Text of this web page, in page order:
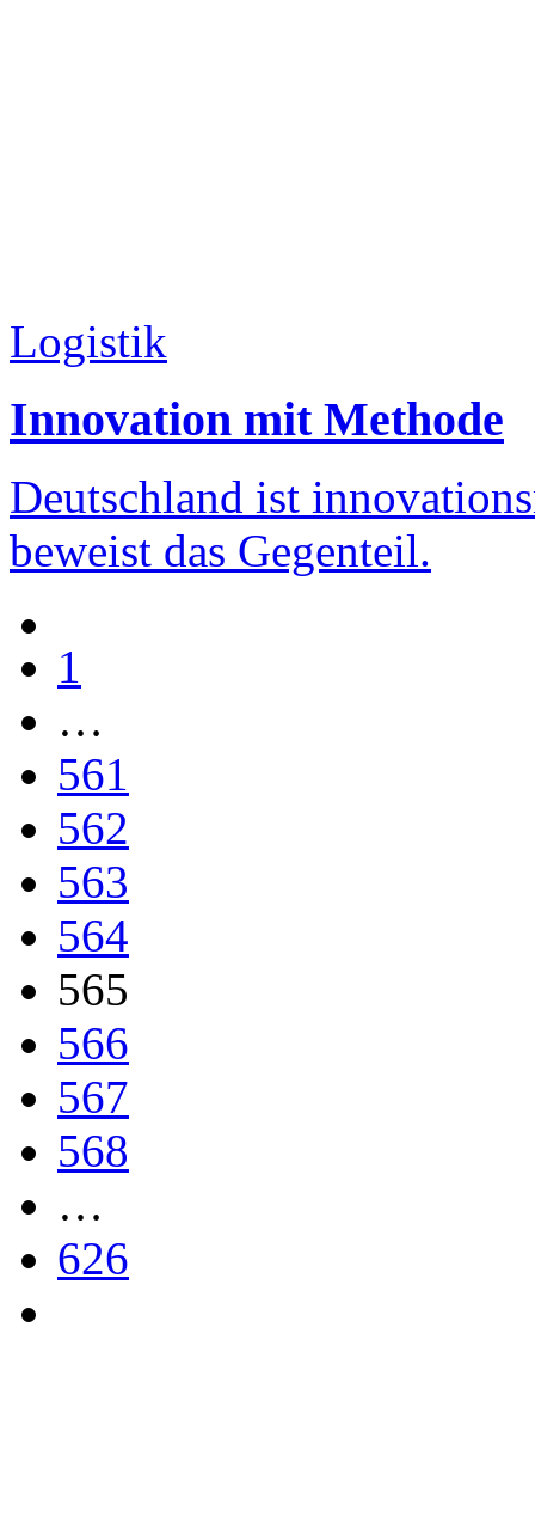
Logistik
Innovation mit Methode
Deutschland ist
beweist das Gegenteil.
1
…
561
562
563
564
565
566
567
568
…
626